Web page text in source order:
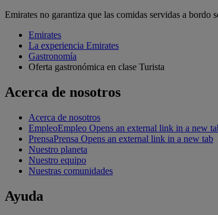
Emirates no garantiza que las comidas servidas a bordo
Emirates
La experiencia Emirates
Gastronomía
Oferta gastronómica en clase Turista
Acerca de nosotros
Acerca de nosotros
EmpleoEmpleo Opens an external link in a new
PrensaPrensa Opens an external link in a new tab
Nuestro planeta
Nuestro equipo
Nuestras comunidades
Ayuda